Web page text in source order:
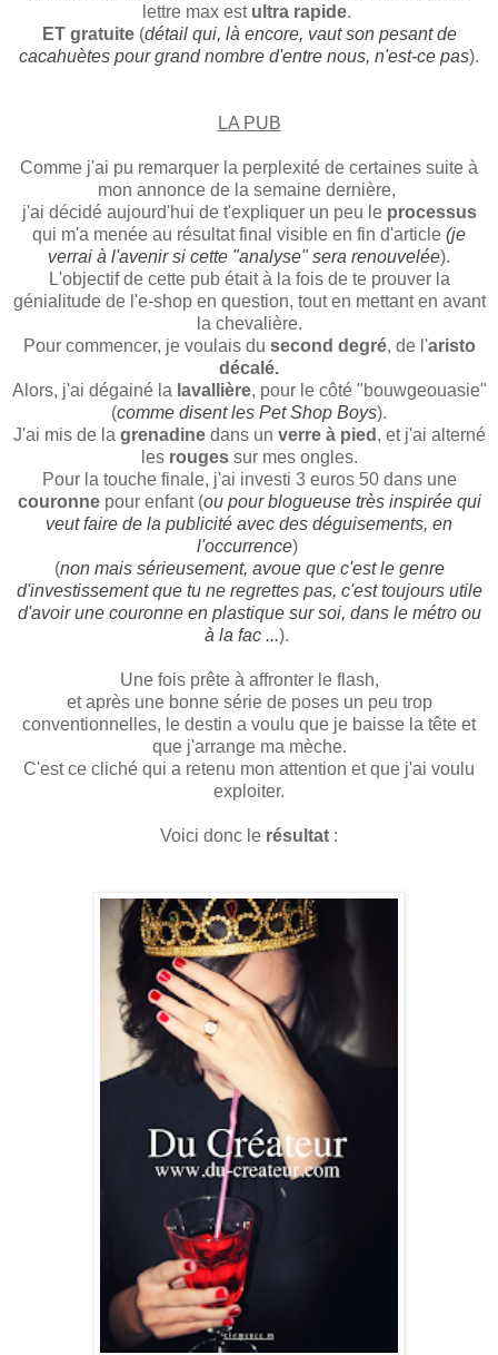
lettre max est ultra rapide.
ET gratuite(détail qui, là encore, vaut son pesant de
cacahuètes pour grand nombre d'entre nous, n'est-ce pas).
LA PUB
Comme j'ai pu remarquer la perplexité de certaines suite à
mon annonce de la semaine dernière,
j'ai décidé aujourd'hui de t'expliquer un peu le processus
qui m'a menée au résultat final visible en fin d'article (je
verrai à l'avenir si cette "analyse" sera renouvelée).
L'objectif de cette pub était à la fois de te prouver la
génialitude de l'e-shop en question, tout en mettant en avant
la chevalière.
Pour commencer, je voulais du second degré, de l'aristo
décalé.
Alors, j'ai dégainé la lavallière, pour le côté "bouwgeouasie"
(comme disent les Pet Shop Boys).
J'ai mis de la grenadinedans un verre à pied , et j'ai alterné
les rougessur mes ongles.
Pour la touche finale, j'ai investi 3 euros 50 dans une
couronnepour enfant (ou pour blogueuse très inspirée qui
veut faire de la publicité avec des déguisements, en
l'occurrence)
(non mais sérieusement, avoue que c'est le genre
d'investissement que tu ne regrettes pas, c'est toujours utile
d'avoir une couronne en plastique sur soi, dans le métro ou
à la fac ...).
Une fois prête à affronter le flash,
et après une bonne série de poses un peu trop
conventionnelles, le destin a voulu que je baisse la tête et
que j'arrange ma mèche.
C'est ce cliché qui a retenu mon attention et que j'ai voulu
exploiter.
Voici donc le résultat :